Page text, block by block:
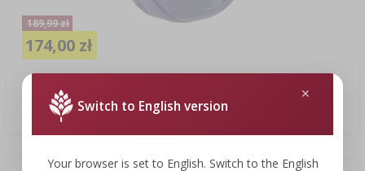
Beczka na kiszonki 130 L niebieska
189,99 zł
174,00 zł
174,00 PLN/szt.Switch to English version
Your browser is set to English. Switch to the English